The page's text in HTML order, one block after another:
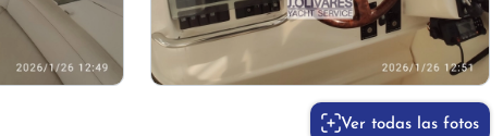
Ver todas las fotos